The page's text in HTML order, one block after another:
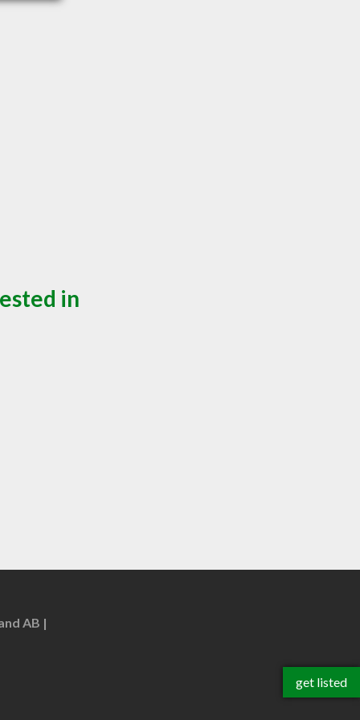
in
AB
get listed